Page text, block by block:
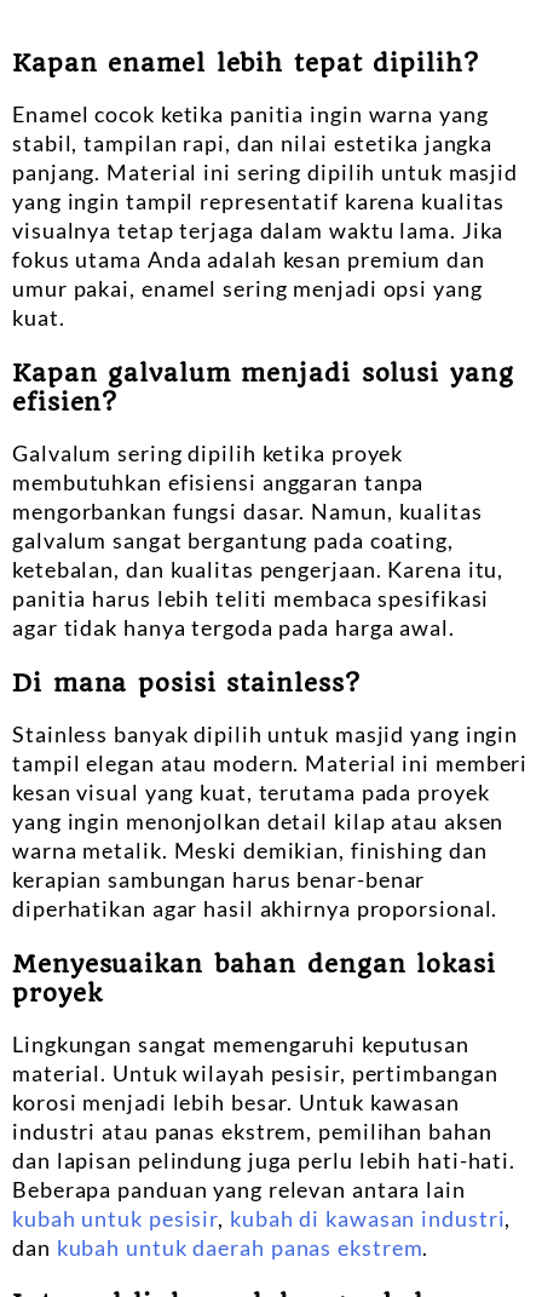
Kapan enamel lebih tepat dipilih?
Enamel cocok ketika panitia ingin warna yang
stabil, tampilan rapi, dan nilai estetika jangka
panjang. Material ini sering dipilih untuk masjid
yang ingin tampil representatif karena kualitas
visualnya tetap terjaga dalam waktu lama. Jika
fokus utama Anda adalah kesan premium dan
umur pakai, enamel sering menjadi opsi yang
kuat.
Kapan galvalum menjadi solusi yang
efisien?
Galvalum sering dipilih ketika proyek
membutuhkan efisiensi anggaran tanpa
mengorbankan fungsi dasar. Namun, kualitas
galvalum sangat bergantung pada coating,
ketebalan, dan kualitas pengerjaan. Karena itu,
panitia harus lebih teliti membaca spesifikasi
agar tidak hanya tergoda pada harga awal.
Di mana posisi stainless?
Stainless banyak dipilih untuk masjid yang ingin
tampil elegan atau modern. Material ini memberi
kesan visual yang kuat, terutama pada proyek
yang ingin menonjolkan detail kilap atau aksen
warna metalik. Meski demikian, finishing dan
kerapian sambungan harus benar-benar
diperhatikan agar hasil akhirnya proporsional.
Menyesuaikan bahan dengan lokasi
proyek
Lingkungan sangat memengaruhi keputusan
material. Untuk wilayah pesisir, pertimbangan
korosi menjadi lebih besar. Untuk kawasan
industri atau panas ekstrem, pemilihan bahan
dan lapisan pelindung juga perlu lebih hati-hati.
Beberapa panduan yang relevan antara lain
kubah untuk pesisir, kubah di kawasan industri,
dan kubah untuk daerah panas ekstrem.